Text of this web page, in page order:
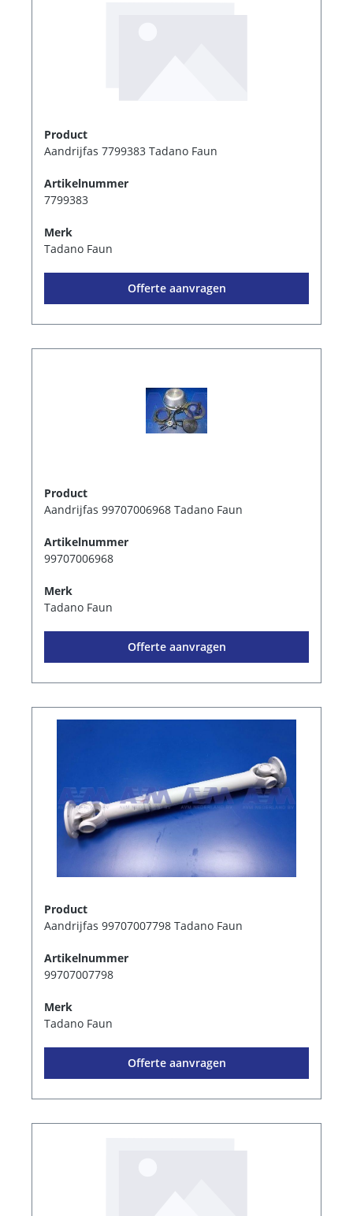
Product
Aandrijfas 7799383 Tadano Faun
Artikelnummer
7799383
Merk
Tadano Faun
Offerte aanvragen
Product
Aandrijfas 99707006968 Tadano Faun
Artikelnummer
99707006968
Merk
Tadano Faun
Offerte aanvragen
Product
Aandrijfas 99707007798 Tadano Faun
Artikelnummer
99707007798
Merk
Tadano Faun
Offerte aanvragen